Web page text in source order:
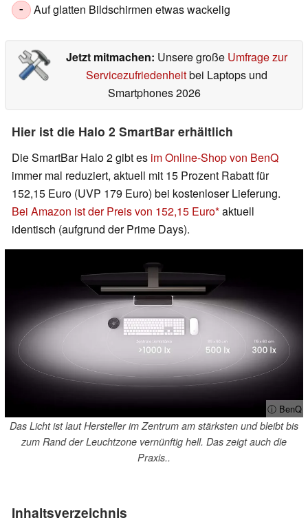
- Auf glatten Bildschirmen etwas wackelig
Jetzt mitmachen: Unsere große Umfrage zur
Servicezufriedenheitbei Laptops und
Smartphones 2026
Hier ist die Halo 2 SmartBar erhältlich
Die SmartBar Halo 2 gibt es im Online-Shop von BenQ
immer mal reduziert, aktuell mit 15 Prozent Rabatt für
152,15 Euro (UVP 179 Euro) bei kostenloser Lieferung.
Bei Amazon ist der Preis von 152,15 Euro aktuell
identisch (aufgrund der Prime Days).
ⓘ BenQ
Das Licht ist laut Hersteller im Zentrum am stärksten und bleibt bis
zum Rand der Leuchtzone vernünftig hell. Das zeigt auch die
Praxis..
Inhaltsverzeichnis